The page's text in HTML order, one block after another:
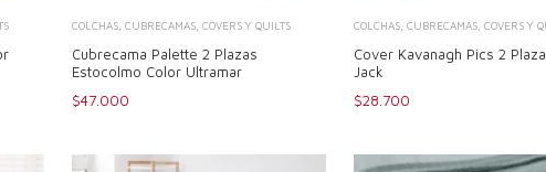
COLCHAS, CUBRECAMAS, COVERS Y QUILTS
Cubrecama Palette 2 Plazas
Estocolmo Color Ultramar
$47.000
COLCHAS, CUBRECAMAS, COVERS Y
Cover Kavanagh Pics 2
Jack
$28.700